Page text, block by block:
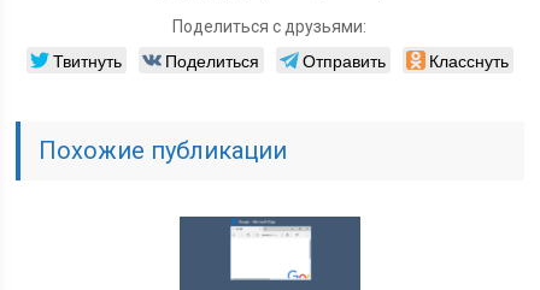
Поделиться с друзьями:
Твитнуть Поделиться Отправить Класснуть
Похожие публикации